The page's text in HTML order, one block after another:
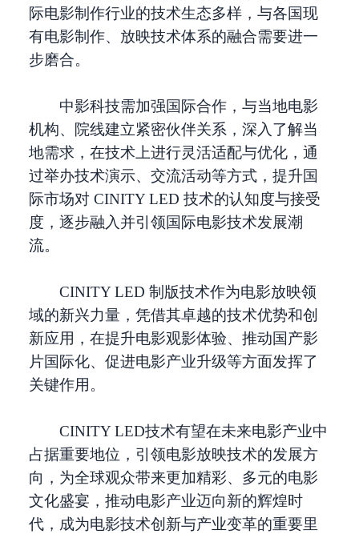
际电影制作行业的技术生态多样，与各国现
有电影制作、放映技术体系的融合需要进一
步磨合。
中影科技需加强国际合作，与当地电影
机构、院线建立紧密伙伴关系，深入了解当
地需求，在技术上进行灵活适配与优化，通
过举办技术演示、交流活动等方式，提升国
际市场对 CINITY LED 技术的认知度与接受
度，逐步融入并引领国际电影技术发展潮
流。
CINITY LED 制版技术作为电影放映领
域的新兴力量，凭借其卓越的技术优势和创
新应用，在提升电影观影体验、推动国产影
片国际化、促进电影产业升级等方面发挥了
关键作用。
CINITY LED技术有望在未来电影产业中
占据重要地位，引领电影放映技术的发展方
向，为全球观众带来更加精彩、多元的电影
文化盛宴，推动电影产业迈向新的辉煌时
代，成为电影技术创新与产业变革的重要里